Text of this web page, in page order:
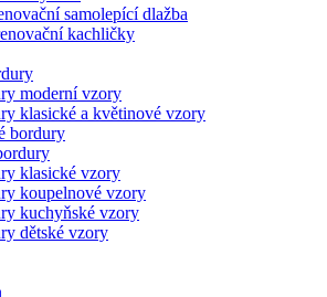
samolepící dlažba
kachličky
moderní vzory
klasické a květinové vzory
bordury
klasické vzory
koupelnové vzory
kuchyňské vzory
dětské vzory